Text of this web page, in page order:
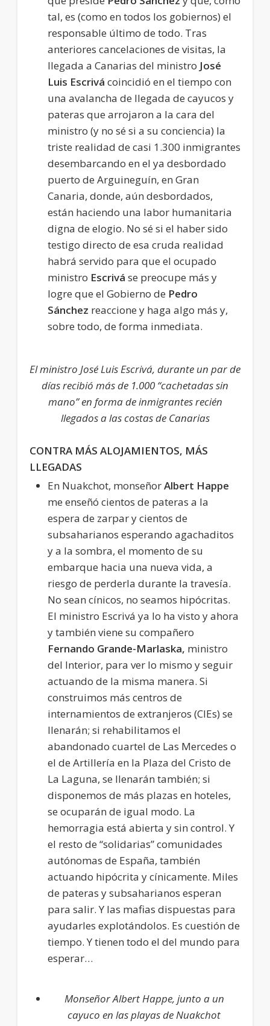
tal, es (como en todos los gobiernos) el
responsable último de todo. Tras
anteriores cancelaciones de visitas, la
llegada a Canarias del ministro José
Luis Escrivá coincidió en el tiempo con
una avalancha de llegada de cayucos y
pateras que arrojaron a la cara del
ministro (y no sé si a su conciencia) la
triste realidad de casi 1.300 inmigrantes
desembarcando en el ya desbordado
puerto de Arguineguín, en Gran
Canaria, donde, aún desbordados,
están haciendo una labor humanitaria
digna de elogio. No sé si el haber sido
testigo directo de esa cruda realidad
habrá servido para que el ocupado
ministro Escrivá se preocupe más y
logre que el Gobierno de Pedro
Sánchez reaccione y haga algo más y,
sobre todo, de forma inmediata.
El ministro José Luis Escrivá, durante un par de
días recibió más de 1.000 “cachetadas sin
mano” en forma de inmigrantes recién
llegados a las costas de Canarias
CONTRA MÁS ALOJAMIENTOS, MÁS
LLEGADAS
En Nuakchot, monseñorAlbert Happe
me enseñó cientos de pateras a la
espera de zarpar y cientos de
subsaharianos esperando agachaditos
y a la sombra, el momento de su
embarque hacia una nueva vida, a
riesgo de perderla durante la travesía.
No sean cínicos, no seamos hipócritas.
El ministro Escrivá ya lo ha visto y ahora
y también viene su compañero
Fernando Grande-Marlaska, ministro
del Interior, para ver lo mismo y seguir
actuando de la misma manera. Si
construimos más centros de
internamientos de extranjeros (CIEs) se
llenarán; si rehabilitamos el
abandonado cuartel de Las Mercedes o
el de Artillería en la Plaza del Cristo de
La Laguna, se llenarán también; si
disponemos de más plazas en hoteles,
se ocuparán de igual modo. La
hemorragia está abierta y sin control. Y
el resto de “solidarias” comunidades
autónomas de España, también
actuando hipócrita y cínicamente. Miles
de pateras y subsaharianos esperan
para salir. Y las mafias dispuestas para
ayudarles explotándolos. Es cuestión de
tiempo. Y tienen todo el del mundo para
esperar…
Monseñor Albert Happe, junto a un
cayuco en las playas de Nuakchot